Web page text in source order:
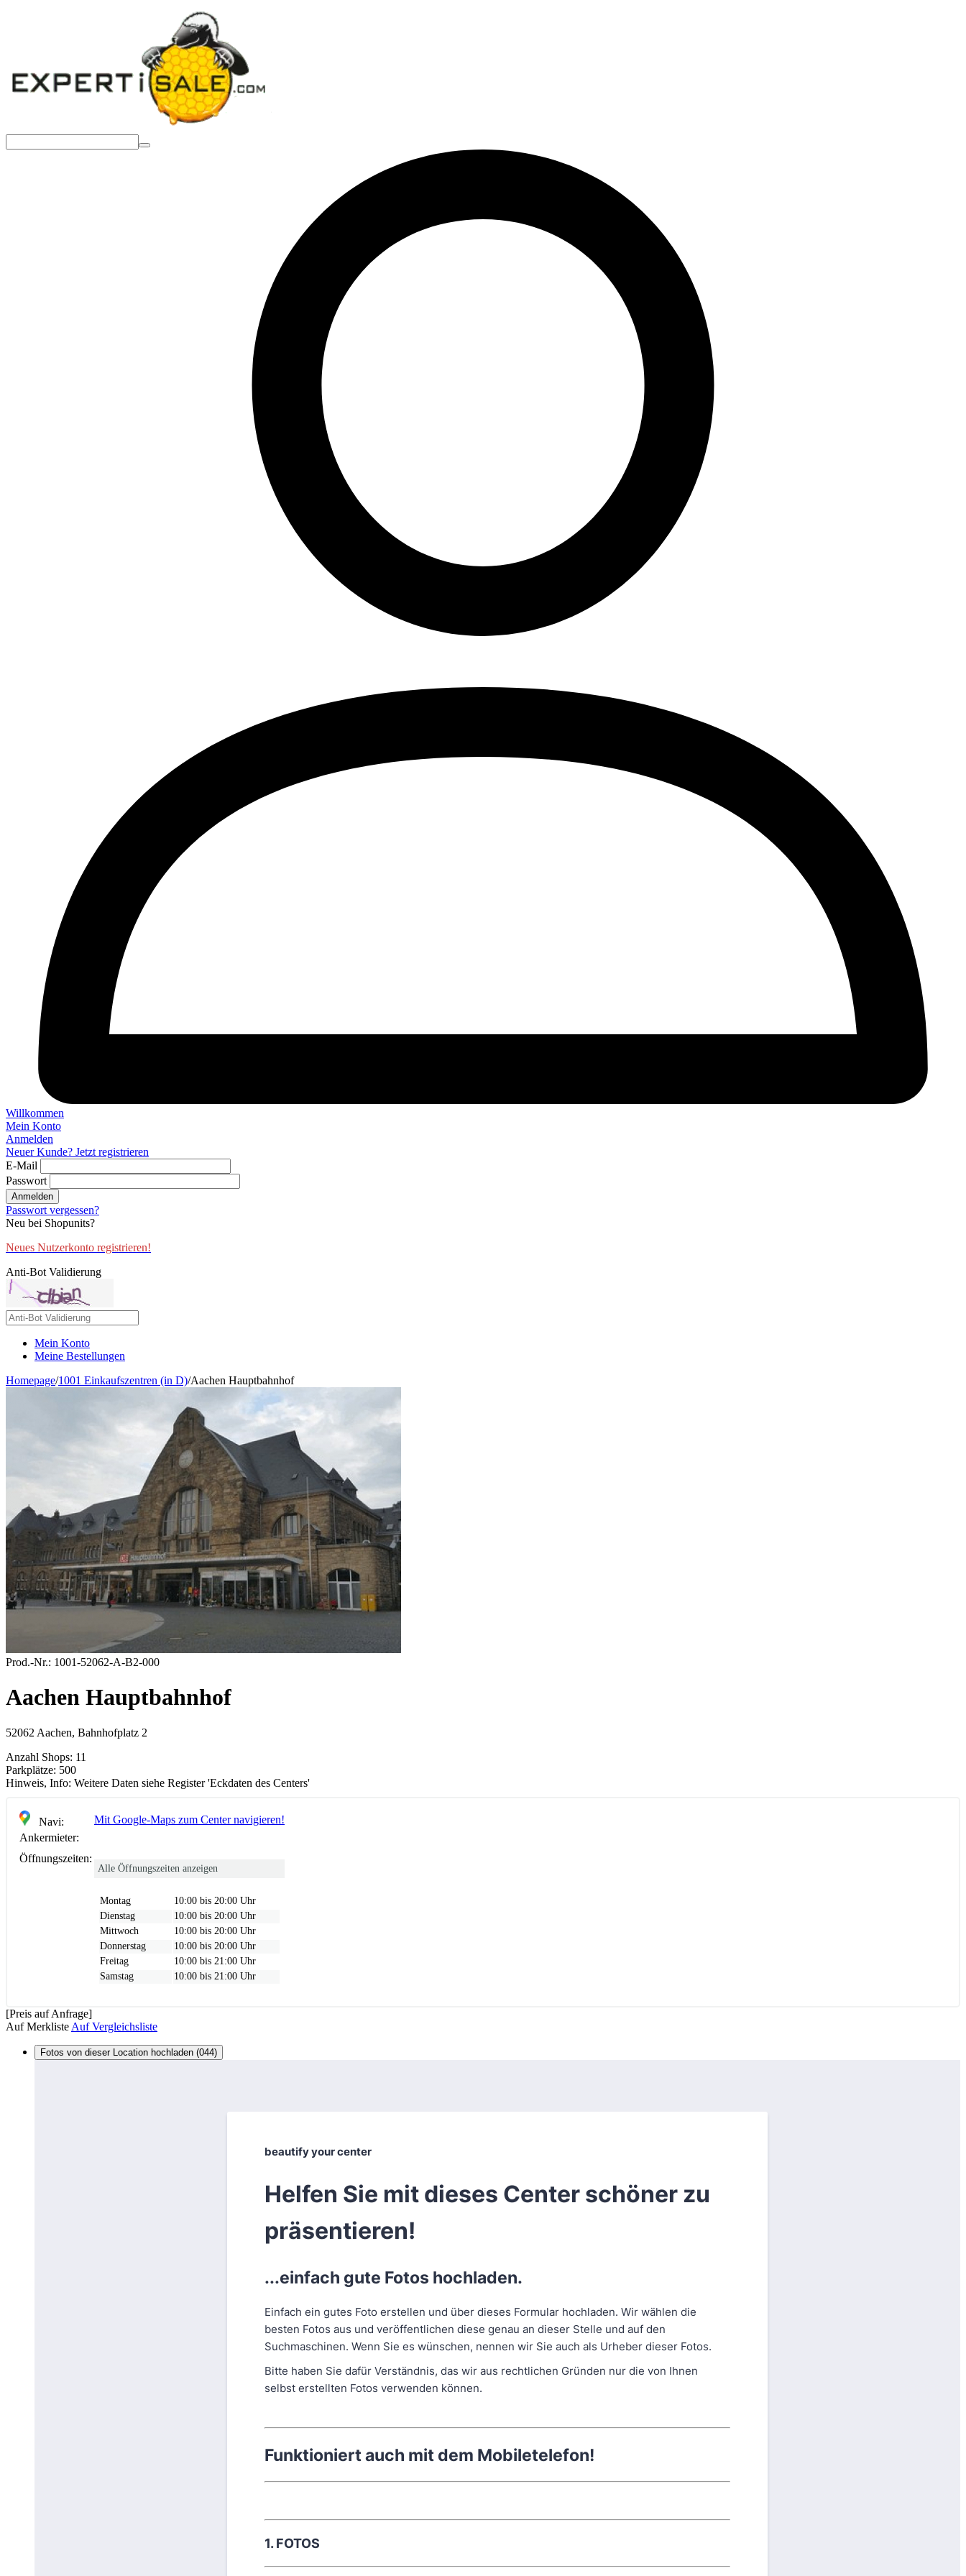
Willkommen
Mein Konto
Anmelden
Neuer Kunde? Jetzt registrieren
E-Mail
Passwort
Anmelden
Passwort vergessen?
Neu bei Shopunits?
Neues Nutzerkonto registrieren!
Anti-Bot Validierung
Mein Konto
Meine Bestellungen
Homepage/1001 Einkaufszentren (in D)/Aachen Hauptbahnhof
Prod.-Nr.: 1001-52062-A-B2-000
Aachen Hauptbahnhof
52062 Aachen, Bahnhofplatz 2
Anzahl Shops: 11
Parkplätze: 500
Hinweis, Info: Weitere Daten siehe Register 'Eckdaten des Centers'
Navi:
Mit Google-Maps zum Center navigieren!
Ankermieter:
Öffnungszeiten:
Alle Öffnungszeiten anzeigen
Montag
10:00 bis 20:00 Uhr
Dienstag
10:00 bis 20:00 Uhr
Mittwoch
10:00 bis 20:00 Uhr
Donnerstag
10:00 bis 20:00 Uhr
Freitag
10:00 bis 21:00 Uhr
Samstag
10:00 bis 21:00 Uhr
[Preis auf Anfrage]
Auf Merkliste Auf Vergleichsliste
Fotos von dieser Location hochladen (044)